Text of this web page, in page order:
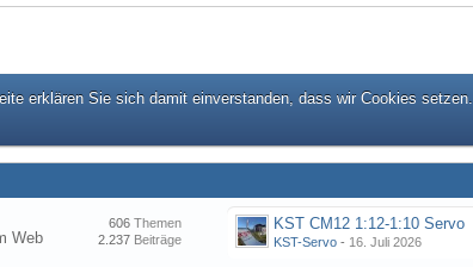
erklären Sie sich damit einverstanden, dass wir Cookies setzen.
Web
Themen
606
Beiträge
2.237
KST CM12 1:12-1:10 Servo
KST-Servo - 16. Juli 2026